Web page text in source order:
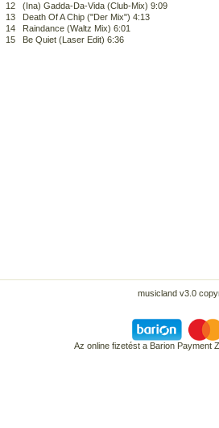
12
(Ina) Gadda-Da-Vida (Club-Mix) 9:09
13
Death Of A Chip ("Der Mix") 4:13
14
Raindance (Waltz Mix) 6:01
15
Be Quiet (Laser Edit) 6:36
musicland v3.0
Az online fizetést a Barion Payment